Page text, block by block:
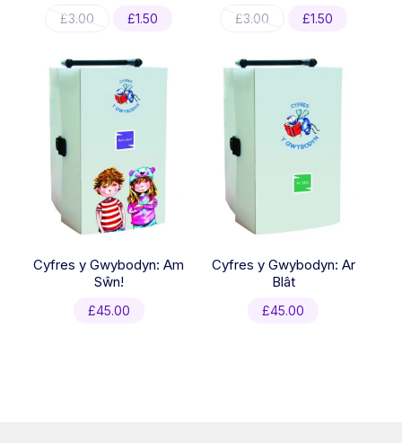
£3.00
Original
£3.00.
£1.50 £3.00
Original
£3.00.
£1.50
Cyfres y Gwybodyn: Am
Sŵn!
£45.00
Cyfres y Gwybodyn: Ar
Blât
£45.00